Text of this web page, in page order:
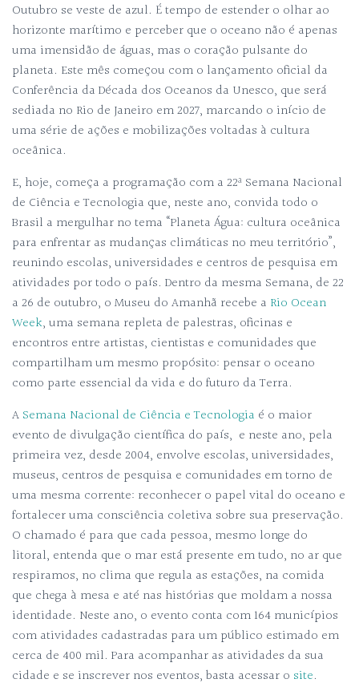
Outubro se veste de azul. É tempo de estender o olhar ao
horizonte marítimo e perceber que o oceano não é apenas
uma imensidão de águas, mas o coração pulsante do
planeta. Este mês começou com o lançamento oficial da
Conferência da Década dos Oceanos da Unesco, que será
sediada no Rio de Janeiro em 2027, marcando o início de
uma série de ações e mobilizações voltadas à cultura
oceânica.
E, hoje, começa a programação com a 22ª Semana Nacional
de Ciência e Tecnologia que, neste ano, convida todo o
Brasil a mergulhar no tema “Planeta Água: cultura oceânica
para enfrentar as mudanças climáticas no meu território”,
reunindo escolas, universidades e centros de pesquisa em
atividades por todo o país. Dentro da mesma Semana, de 22
a 26 de outubro, o Museu do Amanhã recebe a Rio Ocean
Week, uma semana repleta de palestras, oficinas e
encontros entre artistas, cientistas e comunidades que
compartilham um mesmo propósito: pensar o oceano
como parte essencial da vida e do futuro da Terra.
A Semana Nacional de Ciência e Tecnologia é o maior
evento de divulgação científica do país, e neste ano, pela
primeira vez, desde 2004, envolve escolas, universidades,
museus, centros de pesquisa e comunidades em torno de
uma mesma corrente: reconhecer o papel vital do oceano e
fortalecer uma consciência coletiva sobre sua preservação.
O chamado é para que cada pessoa, mesmo longe do
litoral, entenda que o mar está presente em tudo, no ar que
respiramos, no clima que regula as estações, na comida
que chega à mesa e até nas histórias que moldam a nossa
identidade. Neste ano, o evento conta com 164 municípios
com atividades cadastradas para um público estimado em
cerca de 400 mil. Para acompanhar as atividades da sua
cidade e se inscrever nos eventos, basta acessar o site.